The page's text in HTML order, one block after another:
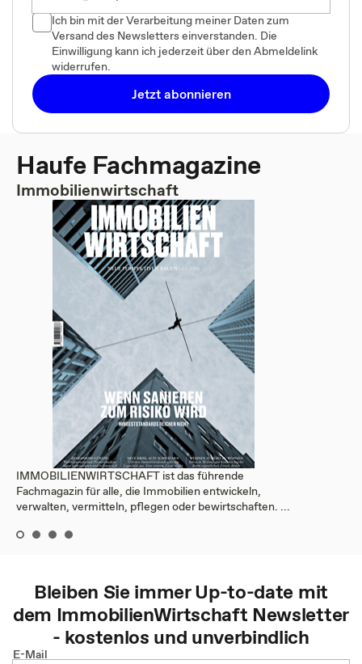
Ich bin mit der Verarbeitung meiner Daten zum
Versand des Newsletters einverstanden. Die
Einwilligung kann ich jederzeit über den Abmeldelink
widerrufen.
Jetzt abonnieren
Haufe Fachmagazine
Immobilienwirtschaft
IMMOBILIENWIRTSCHAFT ist das führende
Fachmagazin für alle, die Immobilien entwickeln,
verwalten, vermitteln, pflegen oder bewirtschaften. ...
Bleiben Sie immer Up-to-date mit
dem ImmobilienWirtschaft Newsletter
- kostenlos und unverbindlich
E-Mail